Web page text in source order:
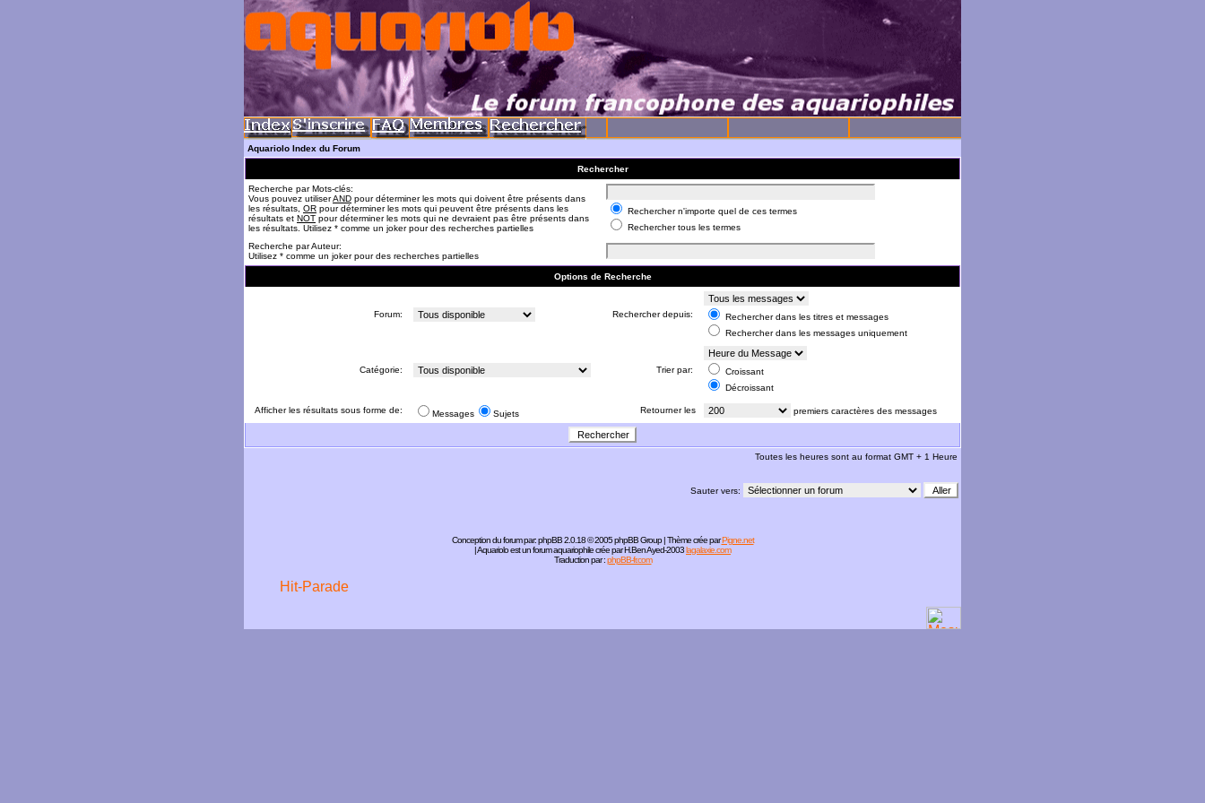
Aquariolo Index du Forum
Rechercher
Recherche par Mots-clés:
Vous pouvez utiliserAND pour déterminer les mots qui doivent être présents dans
les résultats, OR pour déterminer les mots qui peuvent être présents dans les
résultats et NOT pour déterminer les mots qui ne devraient pas être présents dans
les résultats. Utilisez * comme un joker pour des recherches partielles
Rechercher n'importe quel de ces termes
Rechercher tous les termes
Recherche par Auteur:
Utilisez * comme un joker pour des recherches partielles
Options de Recherche
Forum: Rechercher depuis:
Rechercher dans les titres et messages
Rechercher dans les messages uniquement
Catégorie: Trier par:
Croissant
Décroissant
Afficher les résultats sous forme de: Messages Sujets Retourner les premiers caractères des messages
Toutes les heures sont au format GMT + 1 Heure
Sauter vers:
Conception du forum par:phpBB2.0.18 © 2005 phpBB Group | Thème crée parPigne.net
| Aquariolo est un forum aquariophile crée par H.Ben Ayed-2003lagalaxie.com
Traduction par :phpBB-fr.com